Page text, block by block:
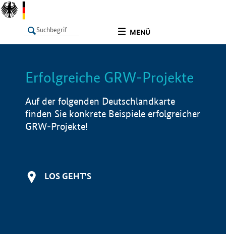
MENÜ
LISTE Info
Erfolgreiche GRW-Projekte
Auf der folgenden Deutschlandkarte
finden Sie konkrete Beispiele erfolgreicher
GRW-Projekte!
LOS GEHT'S